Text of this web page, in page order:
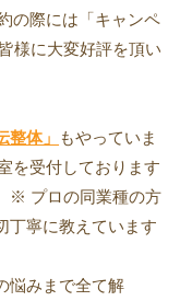
の際には「キャンペ
様に大変好評を頂い
体」
もやっていま
を受付しております
※ プロの同業種の方
丁寧に教えています
悩みまで全て解